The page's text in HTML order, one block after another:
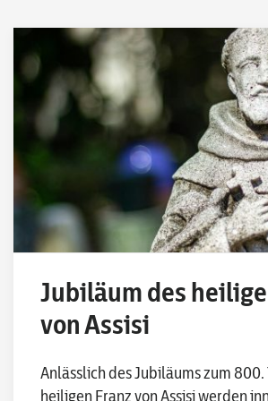
Jubiläum des
von Assisi
Anlässlich des Jubiläums zum
heiligen Franz von Assisi werden